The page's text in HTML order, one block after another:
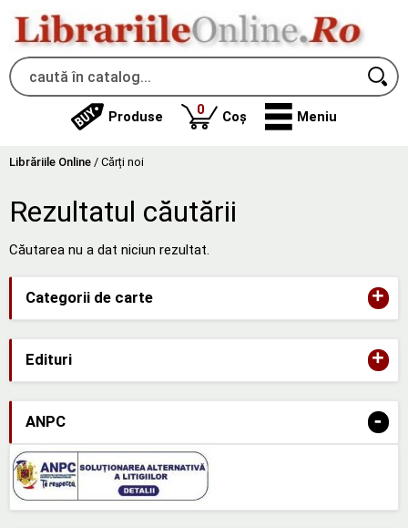
Produse 0produse
Coș Meniu
Librăriile Online / Cărți noi
Categorii de carte +
Edituri +
ANPC -
Rezultatul căutării
Căutarea nu a dat niciun rezultat.